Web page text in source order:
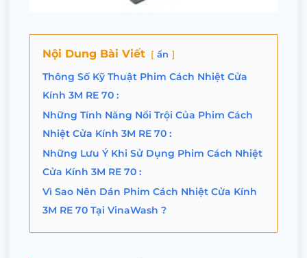
Nội Dung Bài Viết ẩn
Thông Số Kỹ Thuật Phim Cách Nhiệt Cửa
Kính 3M RE 70 :
Những Tính Năng Nổi Trội Của Phim Cách
Nhiệt Cửa Kính 3M RE 70 :
Những Lưu Ý Khi Sử Dụng Phim Cách Nhiệt
Cửa Kính 3M RE 70 :
Vì Sao Nên Dán Phim Cách Nhiệt Cửa Kính
3M RE 70 Tại VinaWash ?